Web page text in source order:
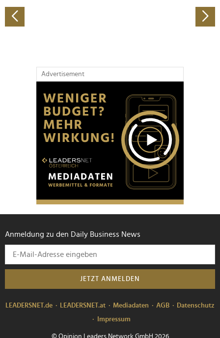
haben oder die sie im Rahmen Ihrer Nutzung der Dienste
gesammelt haben.
Advertisement
Anmeldung zu den Daily Business News
JETZT ANMELDEN
LEADERSNET.de LEADERSNET.at Mediadaten AGB
Datenschutz
Impressum